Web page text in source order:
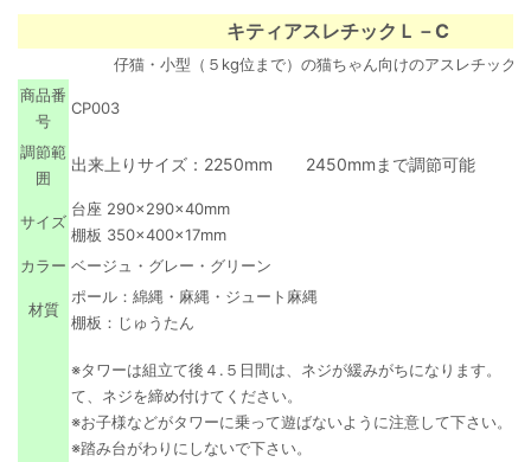
キティアスレチックＬ－C
仔猫・小型（５kg位まで）の猫ちゃん向けのアスレチック
商品番
号
CP003
調節範
囲
出来上りサイズ：2250mm 2450mmまで調節可能
サイズ
台座 290×290×40mm
棚板 350×400×17mm
カラー ベージュ・グレー・グリーン
材質
ポール： 綿縄・麻縄・ジュート麻縄
棚板：じゅうたん
※タワーは組立て後４.５日間は、ネジが緩みがちになります。
て、ネジを締め付けてください。
※お子様などがタワーに乗って遊ばないように注意して下さい。
※踏み台がわりにしないで下さい。